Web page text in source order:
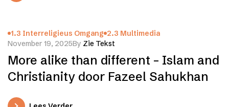
1.3 Interreligieus Omgang 2.3 Multimedia
November 19, 2025By Zie Tekst
More alike than different – Islam and
Christianity door Fazeel Sahukhan